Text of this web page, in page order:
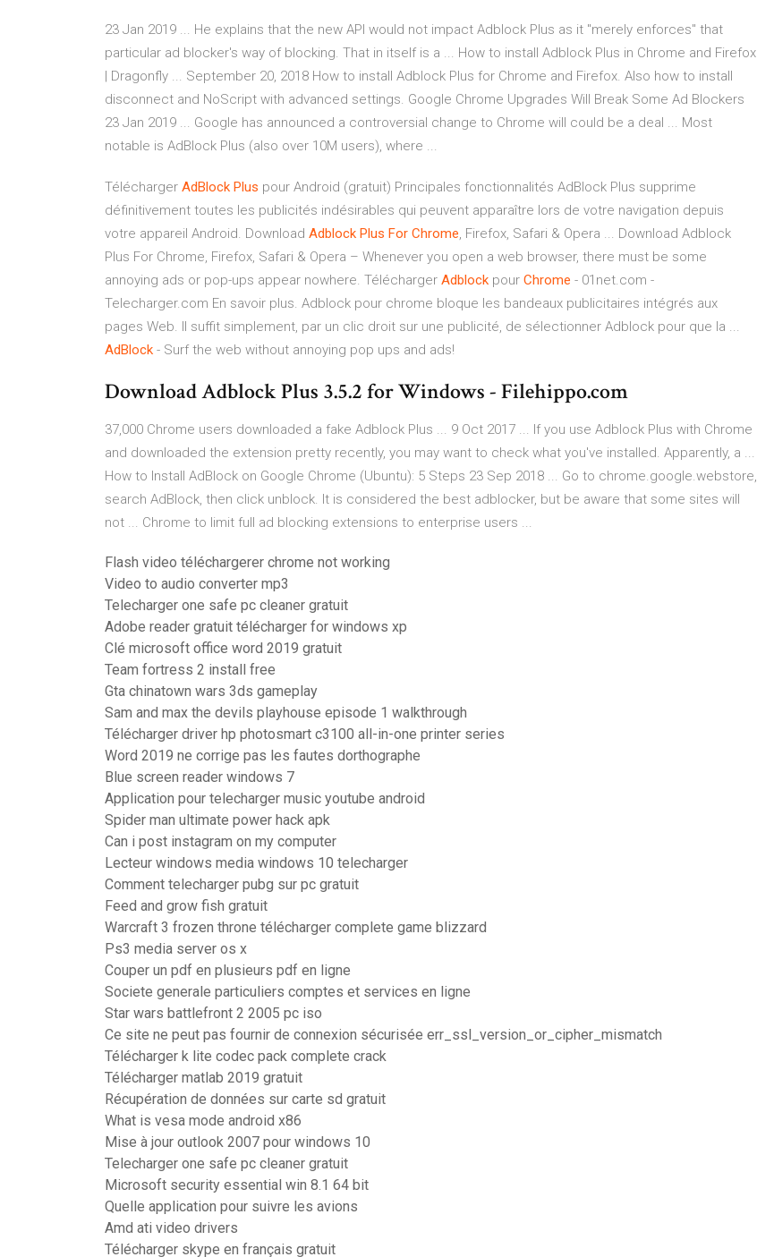
23 Jan 2019 ... He explains that the new API would not impact Adblock Plus as it "merely enforces" that
particular ad blocker's way of blocking. That in itself is a ... How to install Adblock Plus in Chrome and Firefox
| Dragonfly ... September 20, 2018 How to install Adblock Plus for Chrome and Firefox. Also how to install
disconnect and NoScript with advanced settings. Google Chrome Upgrades Will Break Some Ad Blockers
23 Jan 2019 ... Google has announced a controversial change to Chrome will could be a deal ... Most
notable is AdBlock Plus (also over 10M users), where ...
Télécharger AdBlock Plus pour Android (gratuit) Principales fonctionnalités AdBlock Plus supprime
définitivement toutes les publicités indésirables qui peuvent apparaître lors de votre navigation depuis
votre appareil Android. Download Adblock Plus For Chrome, Firefox, Safari & Opera ... Download Adblock
Plus For Chrome, Firefox, Safari & Opera – Whenever you open a web browser, there must be some
annoying ads or pop-ups appear nowhere. Télécharger Adblock pour Chrome - 01net.com -
Telecharger.com En savoir plus. Adblock pour chrome bloque les bandeaux publicitaires intégrés aux
pages Web. Il suffit simplement, par un clic droit sur une publicité, de sélectionner Adblock pour que la ...
AdBlock - Surf the web without annoying pop ups and ads!
Download Adblock Plus 3.5.2 for Windows - Filehippo.com
37,000 Chrome users downloaded a fake Adblock Plus ... 9 Oct 2017 ... If you use Adblock Plus with Chrome
and downloaded the extension pretty recently, you may want to check what you've installed. Apparently, a ...
How to Install AdBlock on Google Chrome (Ubuntu): 5 Steps 23 Sep 2018 ... Go to chrome.google.webstore,
search AdBlock, then click unblock. It is considered the best adblocker, but be aware that some sites will
not ... Chrome to limit full ad blocking extensions to enterprise users ...
Flash video téléchargerer chrome not working
Video to audio converter mp3
Telecharger one safe pc cleaner gratuit
Adobe reader gratuit télécharger for windows xp
Clé microsoft office word 2019 gratuit
Team fortress 2 install free
Gta chinatown wars 3ds gameplay
Sam and max the devils playhouse episode 1 walkthrough
Télécharger driver hp photosmart c3100 all-in-one printer series
Word 2019 ne corrige pas les fautes dorthographe
Blue screen reader windows 7
Application pour telecharger music youtube android
Spider man ultimate power hack apk
Can i post instagram on my computer
Lecteur windows media windows 10 telecharger
Comment telecharger pubg sur pc gratuit
Feed and grow fish gratuit
Warcraft 3 frozen throne télécharger complete game blizzard
Ps3 media server os x
Couper un pdf en plusieurs pdf en ligne
Societe generale particuliers comptes et services en ligne
Star wars battlefront 2 2005 pc iso
Ce site ne peut pas fournir de connexion sécurisée err_ssl_version_or_cipher_mismatch
Télécharger k lite codec pack complete crack
Télécharger matlab 2019 gratuit
Récupération de données sur carte sd gratuit
What is vesa mode android x86
Mise à jour outlook 2007 pour windows 10
Telecharger one safe pc cleaner gratuit
Microsoft security essential win 8.1 64 bit
Quelle application pour suivre les avions
Amd ati video drivers
Télécharger skype en français gratuit